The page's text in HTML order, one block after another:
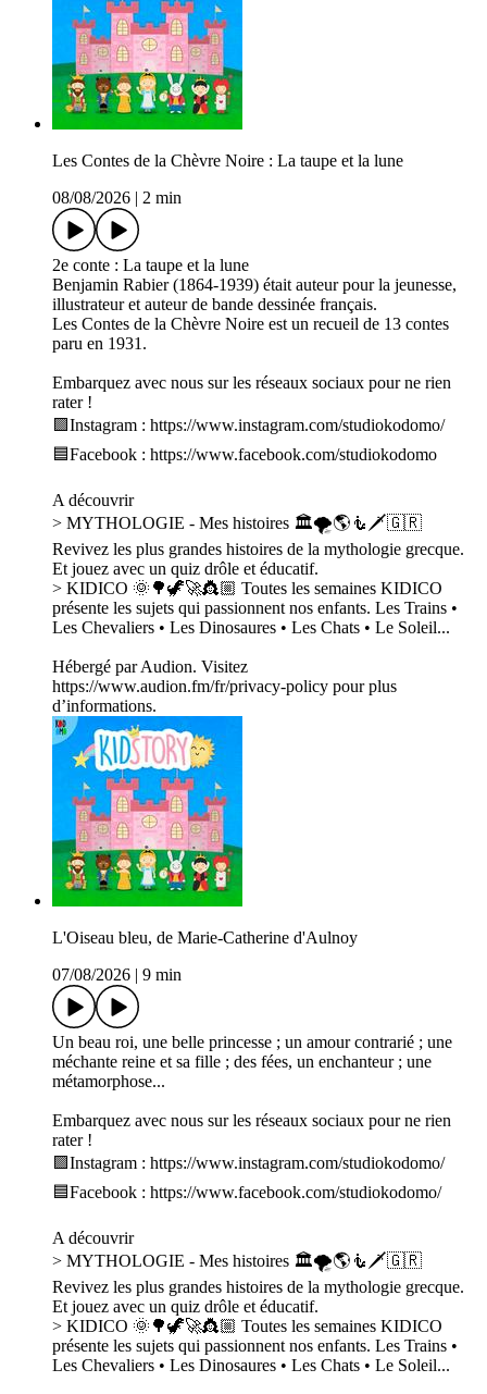
Les Contes de la Chèvre Noire : La taupe et la lune
08/08/2026
2 min
2e conte : La taupe et la lune
Benjamin Rabier (1864-1939) était auteur pour la jeunesse,
illustrateur et auteur de bande dessinée français.
Les Contes de la Chèvre Noire est un recueil de 13 contes
paru en 1931.
Embarquez avec nous sur les réseaux sociaux pour ne rien
rater !
🟪Instagram : https://www.instagram.com/studiokodomo/
🟦Facebook : https://www.facebook.com/studiokodomo
A découvrir
> MYTHOLOGIE - Mes histoires 🏛🌪🌎🧜🗡🇬🇷
Revivez les plus grandes histoires de la mythologie grecque.
Et jouez avec un quiz drôle et éducatif.
> KIDICO 🌞🌳🦖🚀👸🏼 Toutes les semaines KIDICO
présente les sujets qui passionnent nos enfants. Les Trains •
Les Chevaliers • Les Dinosaures • Les Chats • Le Soleil...
Hébergé par Audion. Visitez
https://www.audion.fm/fr/privacy-policy pour plus
d’informations.
L'Oiseau bleu, de Marie-Catherine d'Aulnoy
07/08/2026
9 min
Un beau roi, une belle princesse ; un amour contrarié ; une
méchante reine et sa fille ; des fées, un enchanteur ; une
métamorphose...
Embarquez avec nous sur les réseaux sociaux pour ne rien
rater !
🟪Instagram : https://www.instagram.com/studiokodomo/
🟦Facebook : https://www.facebook.com/studiokodomo/
A découvrir
> MYTHOLOGIE - Mes histoires 🏛🌪🌎🧜🗡🇬🇷
Revivez les plus grandes histoires de la mythologie grecque.
Et jouez avec un quiz drôle et éducatif.
> KIDICO 🌞🌳🦖🚀👸🏼 Toutes les semaines KIDICO
présente les sujets qui passionnent nos enfants. Les Trains •
Les Chevaliers • Les Dinosaures • Les Chats • Le Soleil...